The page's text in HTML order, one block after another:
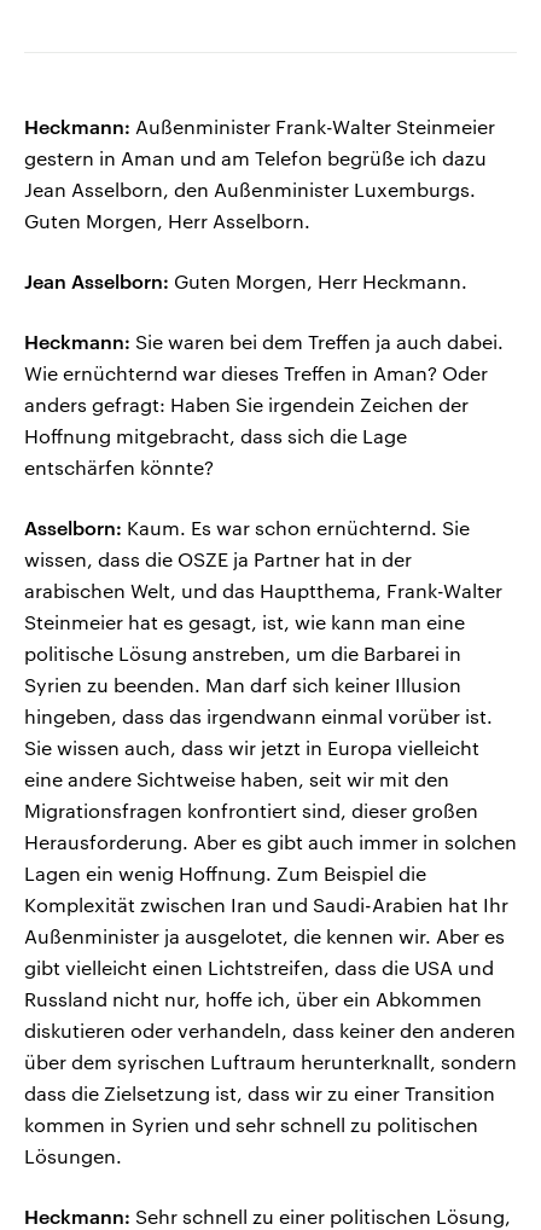
Heckmann: Außenminister Frank-Walter Steinmeier
gestern in Aman und am Telefon begrüße ich dazu
Jean Asselborn, den Außenminister Luxemburgs.
Guten Morgen, Herr Asselborn.
Jean Asselborn: Guten Morgen, Herr Heckmann.
Heckmann: Sie waren bei dem Treffen ja auch dabei.
Wie ernüchternd war dieses Treffen in Aman? Oder
anders gefragt: Haben Sie irgendein Zeichen der
Hoffnung mitgebracht, dass sich die Lage
entschärfen könnte?
Asselborn: Kaum. Es war schon ernüchternd. Sie
wissen, dass die OSZE ja Partner hat in der
arabischen Welt, und das Hauptthema, Frank-Walter
Steinmeier hat es gesagt, ist, wie kann man eine
politische Lösung anstreben, um die Barbarei in
Syrien zu beenden. Man darf sich keiner Illusion
hingeben, dass das irgendwann einmal vorüber ist.
Sie wissen auch, dass wir jetzt in Europa vielleicht
eine andere Sichtweise haben, seit wir mit den
Migrationsfragen konfrontiert sind, dieser großen
Herausforderung. Aber es gibt auch immer in solchen
Lagen ein wenig Hoffnung. Zum Beispiel die
Komplexität zwischen Iran und Saudi-Arabien hat Ihr
Außenminister ja ausgelotet, die kennen wir. Aber es
gibt vielleicht einen Lichtstreifen, dass die USA und
Russland nicht nur, hoffe ich, über ein Abkommen
diskutieren oder verhandeln, dass keiner den anderen
über dem syrischen Luftraum herunterknallt, sondern
dass die Zielsetzung ist, dass wir zu einer Transition
kommen in Syrien und sehr schnell zu politischen
Lösungen.
Heckmann: Sehr schnell zu einer politischen Lösung,